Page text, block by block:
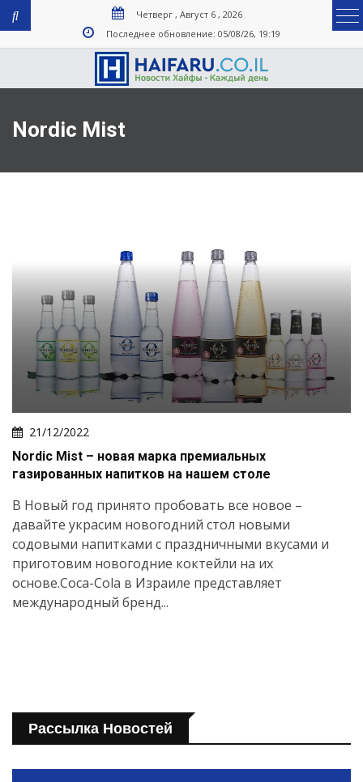
Четверг , Август 6 , 2026
Последнее обновление: 05/08/26, 19:19
Nordic Mist
21/12/2022
Nordic Mist – новая марка премиальных
газированных напитков на нашем столе
В Новый год принято пробовать все новое –
давайте украсим новогодний стол новыми
содовыми напитками с праздничными вкусами и
приготовим новогодние коктейли на их
основе.Coca-Cola в Израиле представляет
международный бренд...
Рассылка Новостей